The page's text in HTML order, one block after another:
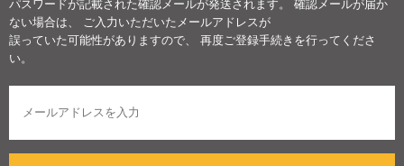
パスワードが記載された確認メールが発送されます。 確認メールが届か
ない場合は、 ご入力いただいたメールアドレスが
誤っていた可能性がありますので、 再度ご登録手続きを行ってくださ
い。